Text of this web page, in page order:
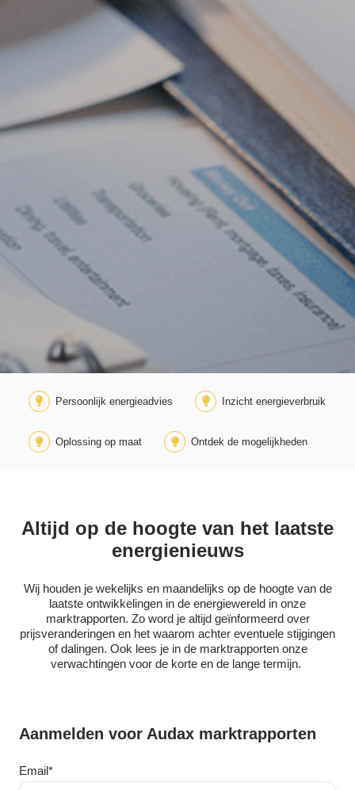
Persoonlijk energieadvies Inzicht energieverbruik
Oplossing op maat Ontdek de mogelijkheden
Altijd op de hoogte van het laatste
energienieuws
Wij houden je wekelijks en maandelijks op de hoogte van de
laatste ontwikkelingen in de energiewereld in onze
marktrapporten. Zo word je altijd geïnformeerd over
prijsveranderingen en het waarom achter eventuele stijgingen
of dalingen. Ook lees je in de marktrapporten onze
verwachtingen voor de korte en de lange termijn.
Aanmelden voor Audax marktrapporten
Email*